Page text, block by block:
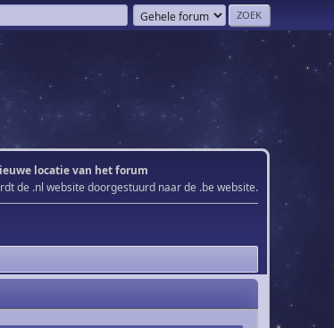
locatie van het forum
de .nl website doorgestuurd naar de .be website.